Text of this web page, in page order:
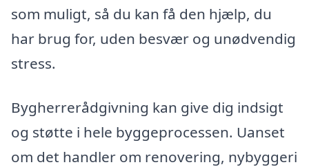
som muligt, så du kan få den hjælp, du
har brug for, uden besvær og unødvendig
stress.
Bygherrerådgivning kan give dig indsigt
og støtte i hele byggeprocessen. Uanset
om det handler om renovering, nybyggeri